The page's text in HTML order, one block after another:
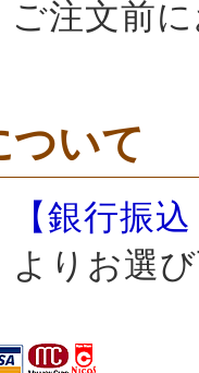
注文前
ついて
【銀行振
よりお選